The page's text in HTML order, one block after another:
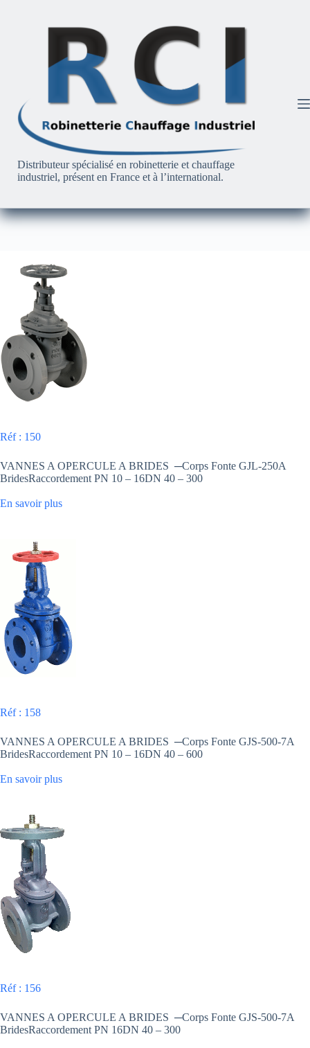
Distributeur spécialisé en robinetterie et chauffage
industriel, présent en France et à l’international.
Réf : 150
VANNES A OPERCULE A BRIDES ─Corps Fonte GJL-250A
BridesRaccordement PN 10 – 16DN 40 – 300
En savoir plus
Réf : 158
VANNES A OPERCULE A BRIDES ─Corps Fonte GJS-500-7A
BridesRaccordement PN 10 – 16DN 40 – 600
En savoir plus
Réf : 156
VANNES A OPERCULE A BRIDES ─Corps Fonte GJS-500-7A
BridesRaccordement PN 16DN 40 – 300